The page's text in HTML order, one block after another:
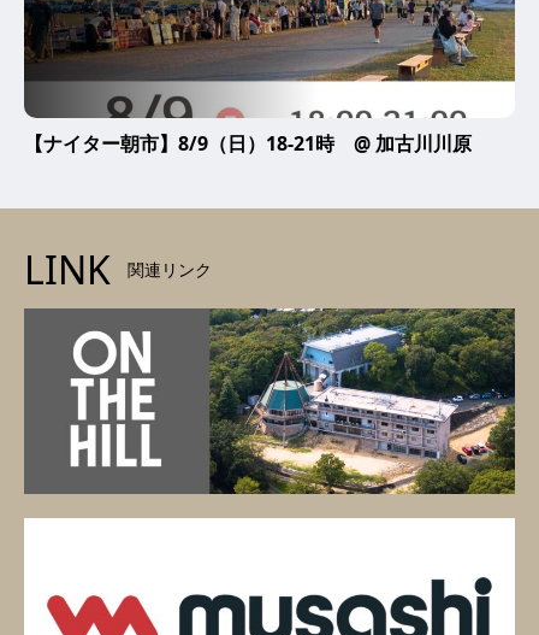
【ナイター朝市】8/9（日）18-21時 @ 加古川川原
LINK 関連リンク